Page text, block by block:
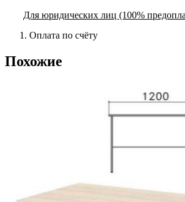
Для юридических лиц (100%
Оплата по счёту
Похожие